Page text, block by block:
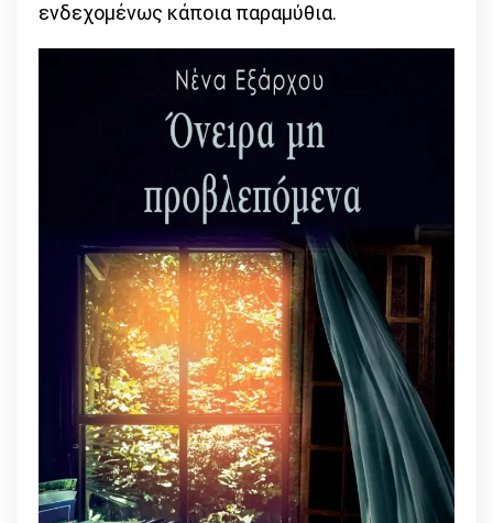
ενδεχομένως κάποια παραμύθια.